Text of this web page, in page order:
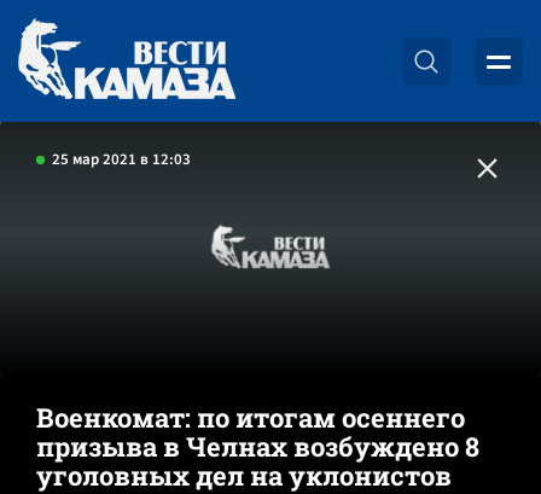
25 мар 2021 в 12:03
Военкомат: по итогам осеннего
призыва в Челнах возбуждено 8
уголовных дел на уклонистов